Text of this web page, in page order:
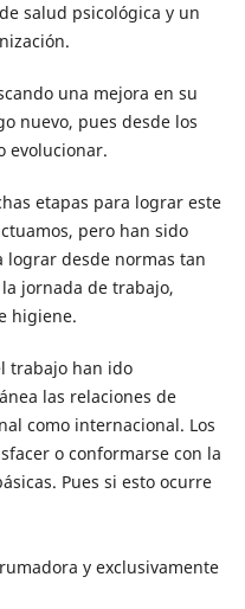
salud psicológica y un
una mejora en su
nuevo, pues desde los
evolucionar.
etapas para lograr este
pero han sido
lograr desde normas tan
jornada de trabajo,
higiene.
trabajo han ido
las relaciones de
como internacional. Los
o conformarse con la
Pues si esto ocurre
y exclusivamente